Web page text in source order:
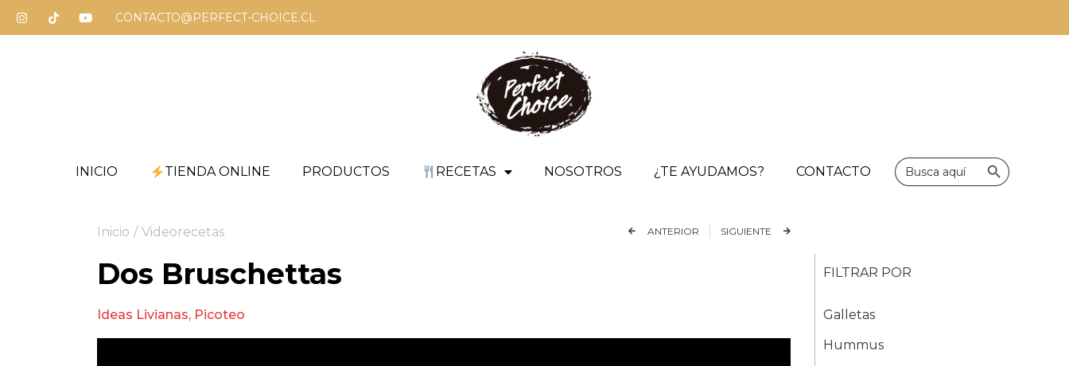
CONTACTO@PERFECT-CHOICE.CL
INICIO TIENDA ONLINE PRODUCTOS RECETAS NOSOTROS ¿TE AYUDAMOS? CONTACTO
Buscar: Botón de
Inicio / Videorecetas ANTERIOR SIGUIENTE
Dos Bruschettas
Ideas Livianas, Picoteo
FILTRAR POR
Galletas
Hummus